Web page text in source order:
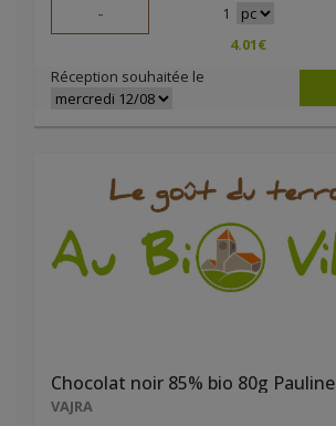
- 1
4.01€
Réception souhaitée le
Chocolat noir 85% bio 80g Pauline
VAJRA